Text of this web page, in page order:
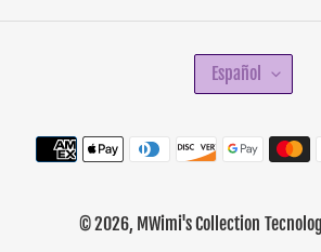
D
O
M
Español
Métodos
© 2026, MWimi's Collection